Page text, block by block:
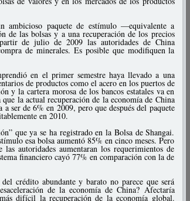
ambicioso paquete de estímulo —equivalente a
las bolsas y a una recuperación de los precios
de julio de 2009 las autoridades de China
de minerales. Es posible que modifiquen la
en el primer semestre haya llevado a una
de productos como el acero en los puertos de
y la cartera morosa de los bancos estatales va en
la actual recuperación de la economía de China
ser de 6% en 2009, pero que después del paquete
en 2010.
que ya se ha registrado en la Bolsa de Shangai.
esa bolsa aumentó 85% en cinco meses. Pero
autoridades aumentaran los requerimientos de
financiero cayó 77% en comparación con la de
crédito abundante y barato no parece que será
de la economía de China? Afectaría
difícil la recuperación de la economía global.